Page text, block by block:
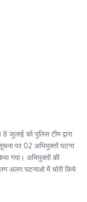
जुलाई को पुलिस टीम द्वारा
पर 02 अभियुक्तों घटना
गया। अभियुक्तों की
अलग घटनाओ में चोरी किये